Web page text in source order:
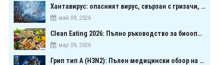
Хантавирус: опасният вирус, свързан с гризачи, който предизвика тревога в Европа
май 09, 2026
Clean Eating 2026: Пълно ръководство за биооптимизация чрез хранене
мар 09, 2026
Грип тип A (H3N2): Пълен медицински обзор на сезонния щам през 2026 г.